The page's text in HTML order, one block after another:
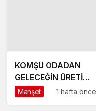
KOMŞU ODADAN
GELECEĞİN ÜRETİM
ÜSSÜ YESAN’A
Manşet 1 hafta önce